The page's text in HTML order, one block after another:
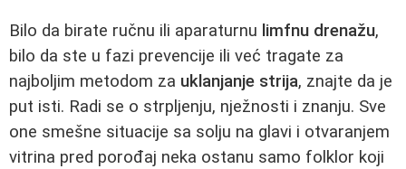
Bilo da birate ručnu ili aparaturnu limfnu drenažu,
bilo da ste u fazi prevencije ili već tragate za
najboljim metodom za uklanjanje strija, znajte da je
put isti. Radi se o strpljenju, nježnosti i znanju. Sve
one smešne situacije sa solju na glavi i otvaranjem
vitrina pred porođaj neka ostanu samo folklor koji